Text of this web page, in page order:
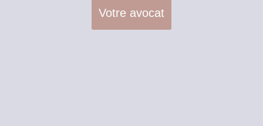
Votre avocat